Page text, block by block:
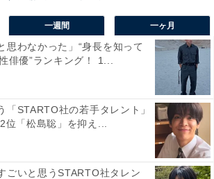
2
、『らんま1/2』でした！ この作品は、
年まで『週刊少年サンデー』で連載され
水をかぶると女の子の姿になってしま
・早乙女乱馬と、その許婚（いいなず
かねの日常を描いたラブコメディー。
一週間 一ヶ月
思わなかった」“身長を知って
俳優”ランキング！ 1...
「STARTO社の若手タレント」
位「松島聡」を抑え...
ごいと思うSTARTO社タレン